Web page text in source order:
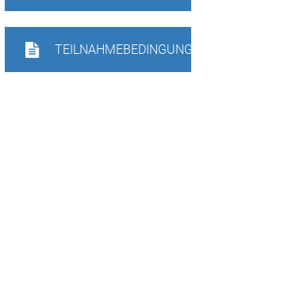
TEILNAHMEBEDINGUNGEN